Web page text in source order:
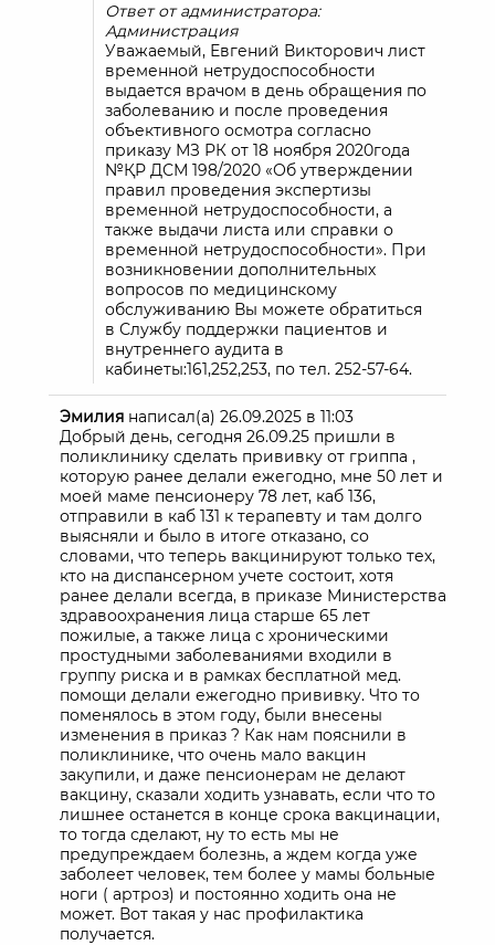
Ответ от администратора:
Администрация
Уважаемый, Евгений Викторович лист
временной нетрудоспособности
выдается врачом в день обращения по
заболеванию и после проведения
объективного осмотра согласно
приказу МЗ РК от 18 ноября 2020года
№ҚР ДСМ 198/2020 «Об утверждении
правил проведения экспертизы
временной нетрудоспособности, а
также выдачи листа или справки о
временной нетрудоспособности». При
возникновении дополнительных
вопросов по медицинскому
обслуживанию Вы можете обратиться
в Службу поддержки пациентов и
внутреннего аудита в
кабинеты:161,252,253, по тел. 252-57-64.
Эмилия написал(а) 26.09.2025 в 11:03
Добрый день, сегодня 26.09.25 пришли в
поликлинику сделать прививку от гриппа ,
которую ранее делали ежегодно, мне 50 лет и
моей маме пенсионеру 78 лет, каб 136,
отправили в каб 131 к терапевту и там долго
выясняли и было в итоге отказано, со
словами, что теперь вакцинируют только тех,
кто на диспансерном учете состоит, хотя
ранее делали всегда, в приказе Министерства
здравоохранения лица старше 65 лет
пожилые, а также лица с хроническими
простудными заболеваниями входили в
группу риска и в рамках бесплатной мед.
помощи делали ежегодно прививку. Что то
поменялось в этом году, были внесены
изменения в приказ ? Как нам пояснили в
поликлинике, что очень мало вакцин
закупили, и даже пенсионерам не делают
вакцину, сказали ходить узнавать, если что то
лишнее останется в конце срока вакцинации,
то тогда сделают, ну то есть мы не
предупреждаем болезнь, а ждем когда уже
заболеет человек, тем более у мамы больные
ноги ( артроз) и постоянно ходить она не
может. Вот такая у нас профилактика
получается.